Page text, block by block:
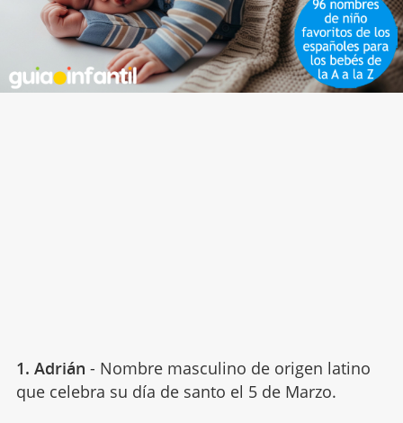
1. Adrián - Nombre masculino de origen latino
que celebra su día de santo el 5 de Marzo.